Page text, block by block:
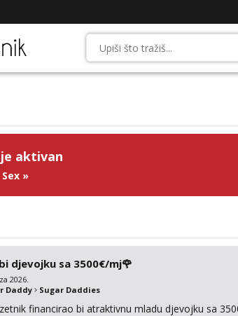
aktivan
Sex »
djevojku sa 3500€/mj🌹
2026.
Daddy Sugar Daddies
financirao bi atraktivnu mladu djevojku sa